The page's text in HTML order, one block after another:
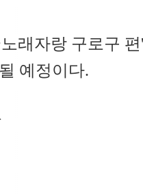
래자랑 구로구
예정이다.